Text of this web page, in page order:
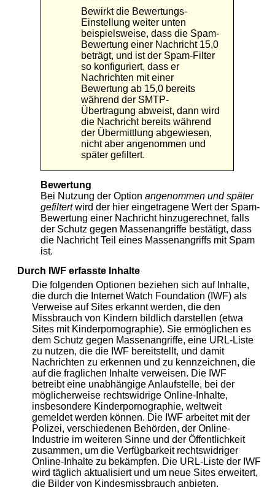
Bewirkt die Bewertungs-
Einstellung weiter unten
beispielsweise, dass die Spam-
Bewertung einer Nachricht 15,0
beträgt, und ist der Spam-Filter
so konfiguriert, dass er
Nachrichten mit einer
Bewertung ab 15,0 bereits
während der SMTP-
Übertragung abweist, dann wird
die Nachricht bereits während
der Übermittlung abgewiesen,
nicht aber angenommen und
später gefiltert.
Bewertung
Bei Nutzung der Option angenommen und später
gefiltertwird der hier eingetragene Wert der Spam-
Bewertung einer Nachricht hinzugerechnet, falls
der Schutz gegen Massenangriffe bestätigt, dass
die Nachricht Teil eines Massenangriffs mit Spam
ist.
Durch IWF erfasste Inhalte
Die folgenden Optionen beziehen sich auf Inhalte,
die durch die Internet Watch Foundation (IWF) als
Verweise auf Sites erkannt werden, die den
Missbrauch von Kindern bildlich darstellen (etwa
Sites mit Kinderpornographie). Sie ermöglichen es
dem Schutz gegen Massenangriffe, eine URL-Liste
zu nutzen, die die IWF bereitstellt, und damit
Nachrichten zu erkennen und zu kennzeichnen, die
auf die fraglichen Inhalte verweisen. Die IWF
betreibt eine unabhängige Anlaufstelle, bei der
möglicherweise rechtswidrige Online-Inhalte,
insbesondere Kinderpornographie, weltweit
gemeldet werden können. Die IWF arbeitet mit der
Polizei, verschiedenen Behörden, der Online-
Industrie im weiteren Sinne und der Öffentlichkeit
zusammen, um die Verfügbarkeit rechtswidriger
Online-Inhalte zu bekämpfen. Die URL-Liste der IWF
wird täglich aktualisiert und um neue Sites erweitert,
die Bilder von Kindesmissbrauch anbieten.